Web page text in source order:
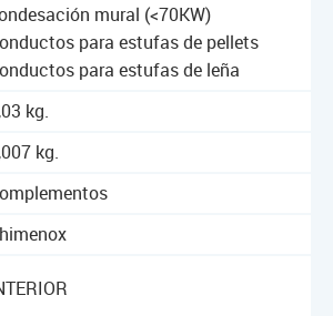
mural (<70KW)
para estufas de pellets
para estufas de leña
kg.
kg.